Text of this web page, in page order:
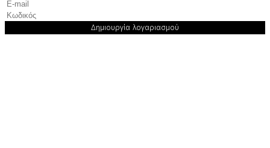
Δημιουργία λογαριασμού